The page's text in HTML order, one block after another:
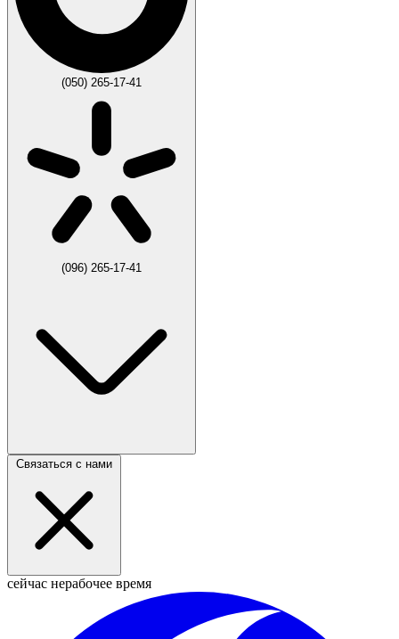
(050) 265-17-41
(096) 265-17-41
Связаться с нами
сейчас нерабочее время